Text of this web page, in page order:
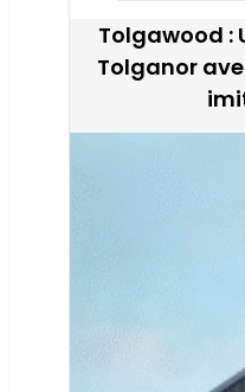
Tolgawood :
Tolganor